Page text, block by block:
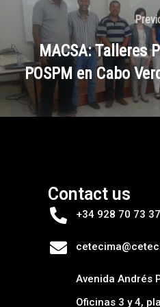
MACSA: Talleres
POSPM en Cabo
Contact us
+34 928 70 73 37
Avenida Andrés
Oficinas 3 y 4,